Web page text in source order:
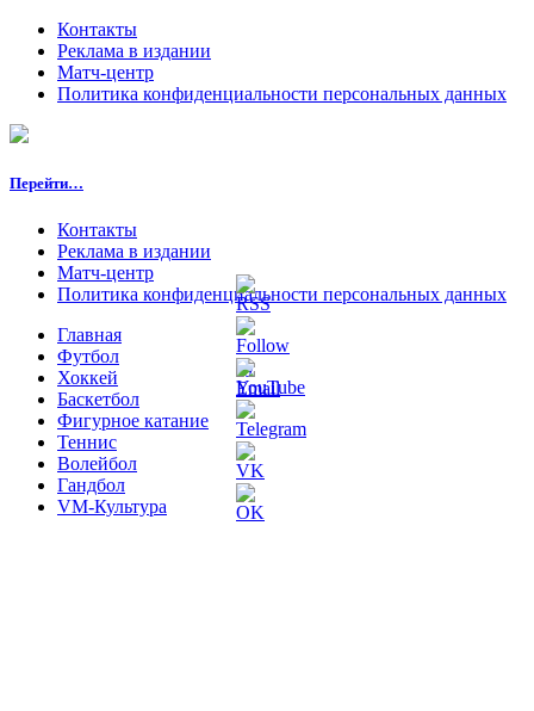
Контакты
Реклама в издании
Матч-центр
Политика конфиденциальности персональных данных
Перейти…
Контакты
Реклама в издании
Матч-центр
Политика конфиденциальности персональных данных
Главная
Футбол
Хоккей
Баскетбол
Фигурное катание
Теннис
Волейбол
Гандбол
VM-Культура